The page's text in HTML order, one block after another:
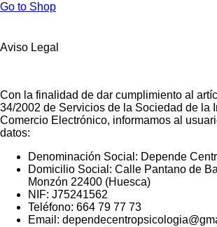
Go to Shop
Aviso Legal
Con la finalidad de dar cumplimiento al
34/2002 de Servicios de la Sociedad de la
Comercio Electrónico, informamos al
datos:
Denominación Social: Depende
Domicilio Social: Calle Pantano de
Monzón 22400 (Huesca)
NIF: J75241562
Teléfono: 664 79 77 73
Email: